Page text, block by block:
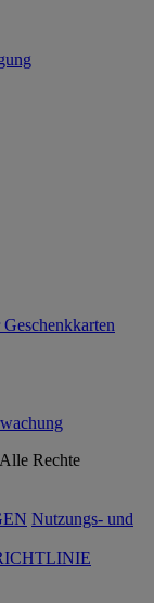
Rechte
Nutzungs- und